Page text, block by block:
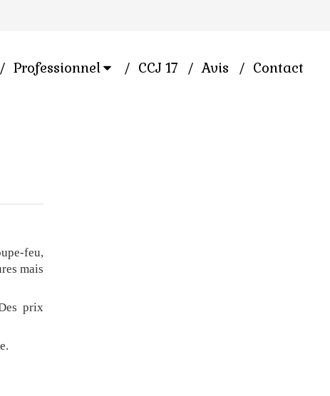
Professionnel CCJ 17 Avis Contact
feu,
mais
prix